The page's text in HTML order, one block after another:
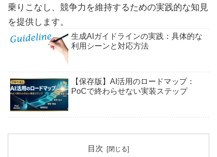
乗りこなし、競争力を維持するための実践的な知見
を提供します。
生成AIガイドラインの実践：具体的な
利用シーンと対応方法
【保存版】AI活用のロードマップ：
PoCで終わらせない実装ステップ
目次